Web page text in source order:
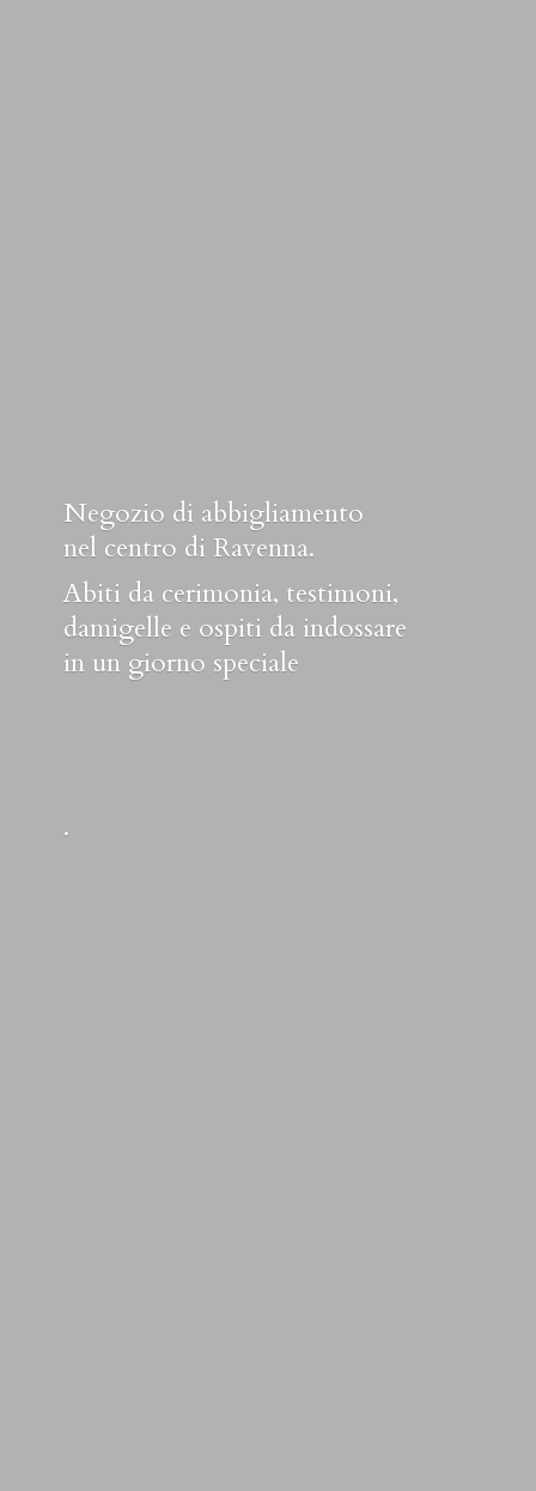
Negozio di abbigliamento
nel centro di Ravenna.
Abiti da cerimonia, testimoni,
damigelle e ospiti da indossare
in un giorno speciale
.